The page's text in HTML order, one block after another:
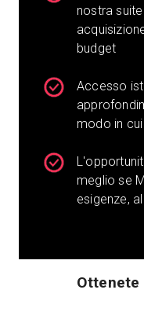
Accedi
IT
nostra
budget
Accesso
modo in
meglio se
esigenze,
Ottenete